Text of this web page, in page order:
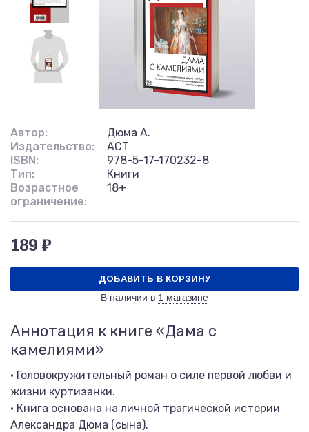
Автор:
Дюма А.
Издательство:
АСТ
ISBN:
978-5-17-170232-8
Тип:
Книги
Возрастное
ограничение:
18+
189 ₽
ДОБАВИТЬ В КОРЗИНУ
В наличии в 1 магазине
Аннотация к книге «Дама с
камелиями»
• Головокружительный роман о силе первой любви и
жизни куртизанки.
• Книга основана на личной трагической истории
Александра Дюма (сына).